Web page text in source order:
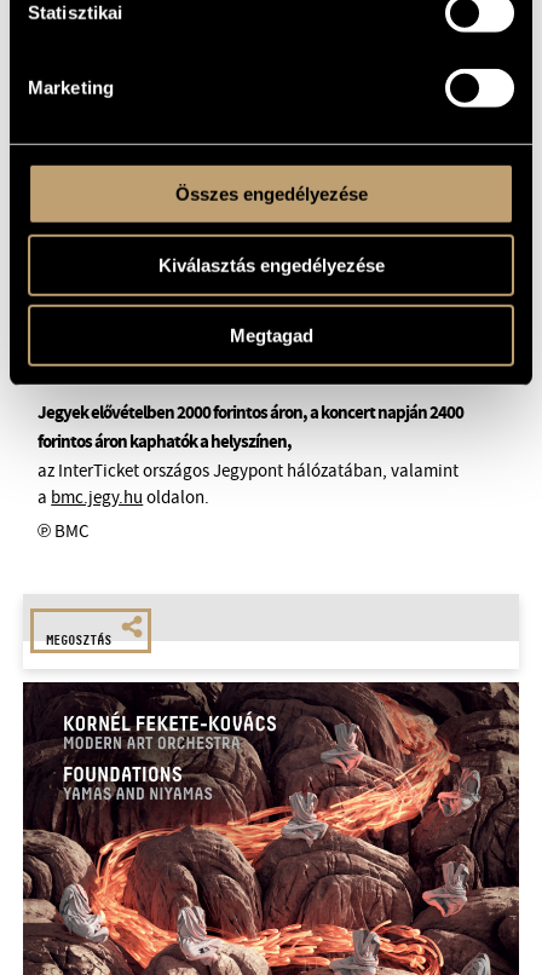
Statisztikai
Marketing
Összes engedélyezése
Kiválasztás engedélyezése
Megtagad
Veronika, Bolcsó Bálint elektronikus zenei művész, és a
Jegyek elővételben 2000 forintos áron, a koncert napján 2400
forintos áron kaphatók a helyszínen,
az InterTicket országos Jegypont hálózatában, valamint
a bmc.jegy.hu oldalon.
℗ BMC
MEGOSZTÁS